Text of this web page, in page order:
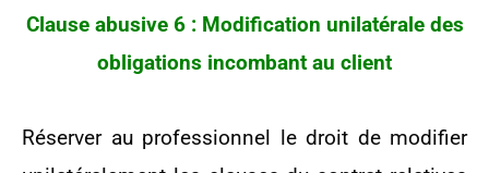
Clause abusive 6 : Modification unilatérale des
obligations incombant au client
Réserver au professionnel le droit de modifier